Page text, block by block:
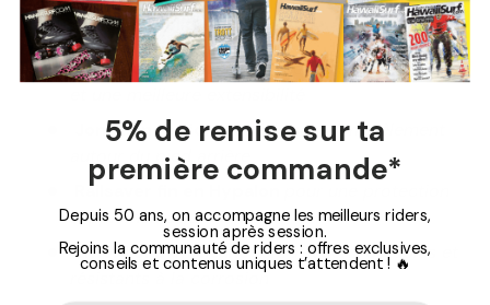
Robustesse et solidité maximales
Surmoulage Helixpour une résistance accrue
Jonction renforcéeréduisant l’emmêlement
autour du pied arrière
Railsaver fin en Hypalon
supplémentaire
Émérillons en titane:ultra-légers, durables et
résistants à la corrosion
5% de remise sur ta
première commande*
Depuis 50 ans, on accompagne les meilleurs riders,
session après session.
Rejoins la communauté de riders : offres exclusives,
conseils et contenus uniques t’attendent ! 🔥